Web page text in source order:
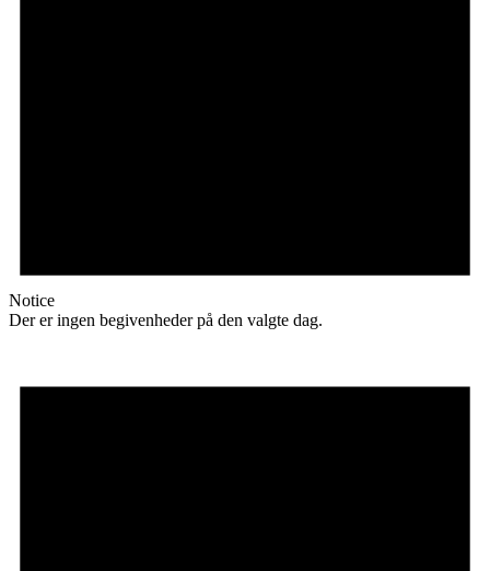
Notice
Der er ingen begivenheder på den valgte dag.